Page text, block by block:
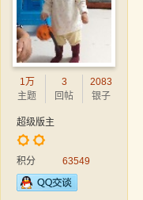
1万
主题
3
回帖
2083
银子
超级版主
积分 63549